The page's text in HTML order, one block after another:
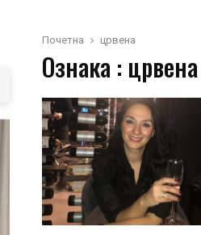
Почетна црвена
Ознака : црвена